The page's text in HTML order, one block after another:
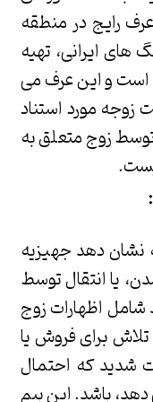
رایج در منطقه
های ایرانی، تهیه
است و این عرف می
زوجه مورد استناد
زوج متعلق به
نشان دهد جهیزیه
یا انتقال توسط
اظهارات زوج
برای فروش یا
شدید که احتمال
باشد. این بیم